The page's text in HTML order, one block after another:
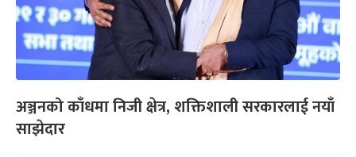
अञ्जनको काँधमा निजी क्षेत्र, शक्तिशाली सरकारलाई नयाँ
साझेदार